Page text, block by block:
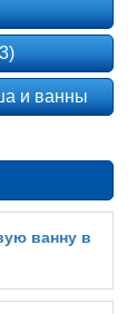
и ванны
ванну в